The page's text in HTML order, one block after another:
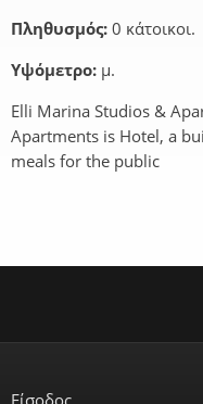
Πληθυσμός: 0 κάτοικοι.
Υψόμετρο: μ.
Elli Marina Studios &
Apartments is Hotel, a
meals for the public